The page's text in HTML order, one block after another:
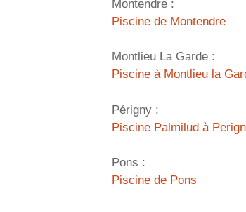
Montendre :
Piscine de Montendre
Montlieu La Garde :
Piscine à Montlieu la
Périgny :
Piscine Palmilud à
Pons :
Piscine de Pons